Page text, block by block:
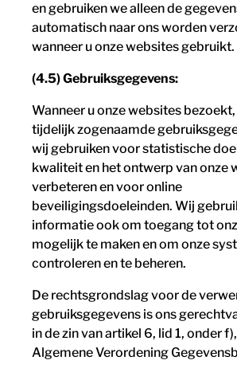
en gebruiken we alleen de
automatisch naar ons worden
wanneer u onze websites gebruikt.
(4.5) Gebruiksgegevens:
Wanneer u onze websites
tijdelijk zogenaamde
wij gebruiken voor statistische
kwaliteit en het ontwerp van onze
verbeteren en voor online
beveiligingsdoeleinden. Wij
informatie ook om toegang tot
mogelijk te maken en om onze
controleren en te beheren.
De rechtsgrondslag voor de
gebruiksgegevens is ons
in de zin van artikel 6, lid 1, onder
Algemene Verordening